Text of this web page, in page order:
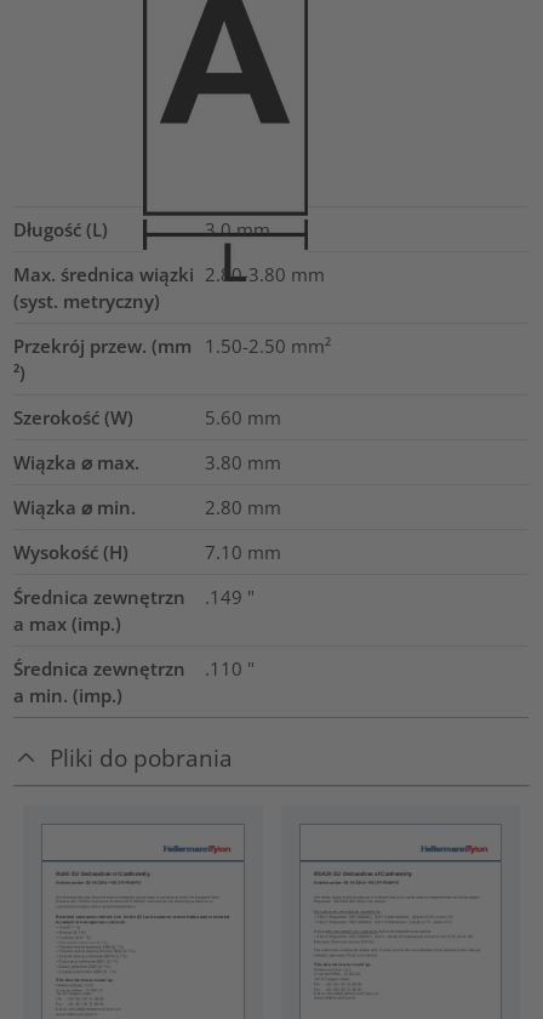
Długość (L) 3.0 mm
Max. średnica wiązki
(syst. metryczny)
2.80-3.80 mm
Przekrój przew. (mm
²)
1.50-2.50 mm²
Szerokość (W) 5.60 mm
Wiązka ⌀ max.
3.80 mm
Wiązka ⌀ min.
2.80 mm
Wysokość (H)
7.10 mm
Średnica zewnętrzn
a max (imp.)
.149 "
Średnica zewnętrzn
a min. (imp.)
.110 "
Pliki do pobrania